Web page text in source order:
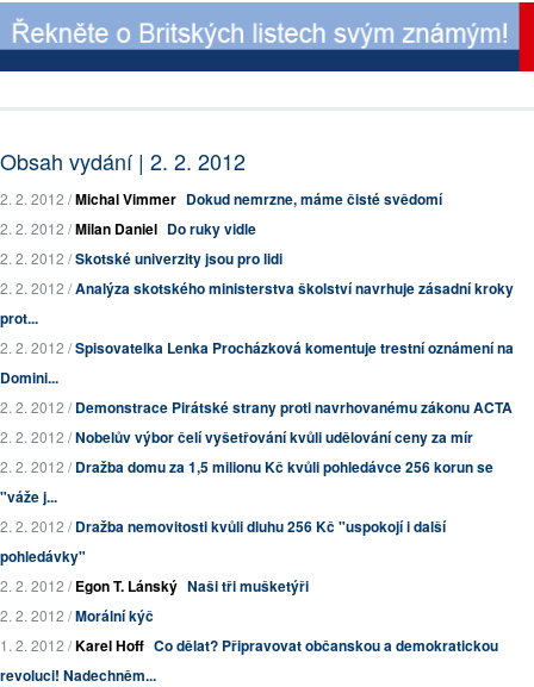
Obsah vydání | 2. 2. 2012
2. 2. 2012 /Michal Vimmer Dokud nemrzne, máme čisté svědomí
2. 2. 2012 /Milan Daniel Do ruky vidle
2. 2. 2012 /Skotské univerzity jsou pro lidi
2. 2. 2012 /Analýza skotského ministerstva školství navrhuje zásadní kroky
prot...
2. 2. 2012 /Spisovatelka Lenka Procházková komentuje trestní oznámení na
Domini...
2. 2. 2012 /Demonstrace Pirátské strany proti navrhovanému zákonu ACTA
2. 2. 2012 /Nobelův výbor čelí vyšetřování kvůli udělování ceny za mír
2. 2. 2012 /Dražba domu za 1,5 milionu Kč kvůli pohledávce 256 korun se
"váže j...
2. 2. 2012 /Dražba nemovitosti kvůli dluhu 256 Kč "uspokojí i další
pohledávky"
2. 2. 2012 /Egon T. Lánský Naši tři mušketýři
2. 2. 2012 /Morální kýč
1. 2. 2012 /Karel Hoff Co dělat? Připravovat občanskou a demokratickou
revoluci! Nadechněm...